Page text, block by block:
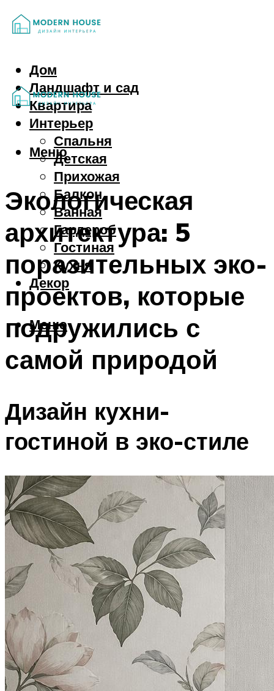
Дом
Ландшафт и сад
Квартира
Интерьер
Спальня
Детская
Прихожая
Балкон
Ванная
Гардероб
Гостиная
Кухня
Декор
Меню
Меню
Экологическая
архитектура: 5
поразительных эко-
проектов, которые
подружились с
самой природой
Дизайн кухни-
гостиной в эко-стиле